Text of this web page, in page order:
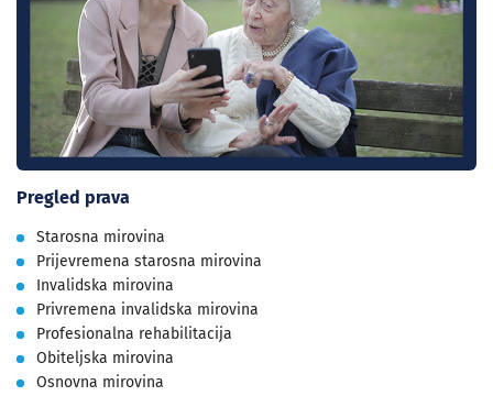
Pregled prava
Starosna mirovina
Prijevremena starosna mirovina
Invalidska mirovina
Privremena invalidska mirovina
Profesionalna rehabilitacija
Obiteljska mirovina
Osnovna mirovina